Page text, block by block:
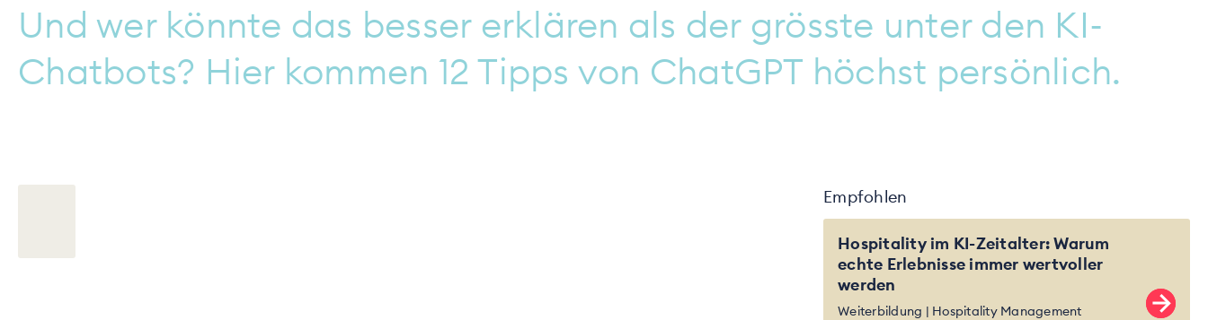
Und wer könnte das besser erklären als der grösste unter den KI-
Chatbots? Hier kommen 12 Tipps von ChatGPT höchst persönlich.
Empfohlen
Hospitality im KI-Zeitalter: Warum
echte Erlebnisse immer wertvoller
werden
Weiterbildung Hospitality Management